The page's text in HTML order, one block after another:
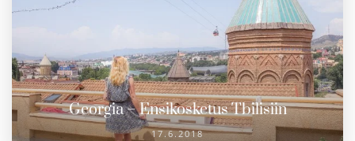
Georgia – Ensikosketus Tbilisiin
17.6.2018